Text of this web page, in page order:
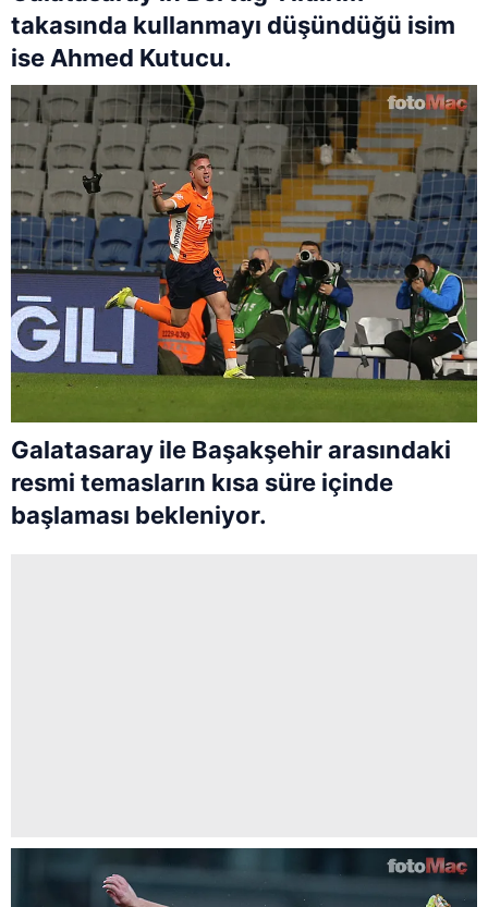
takasında kullanmayı düşündüğü isim
ise Ahmed Kutucu.
Galatasaray ile Başakşehir arasındaki
resmi temasların kısa süre içinde
başlaması bekleniyor.